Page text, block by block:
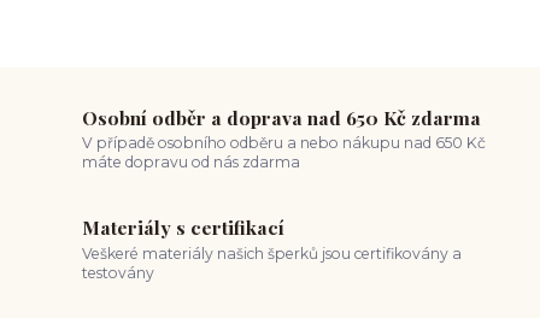
Osobní odběr a doprava nad 650 Kč zdarma
V případě osobního odběru a nebo nákupu nad 650 Kč
máte dopravu od nás zdarma
Materiály s certifikací
Veškeré materiály našich šperků jsou certifikovány a
testovány